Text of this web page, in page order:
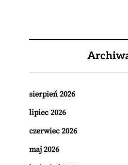
sierpień 2026
lipiec 2026
czerwiec 2026
maj 2026